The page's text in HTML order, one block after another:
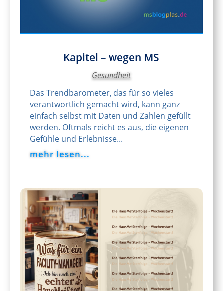
Kapitel – wegen MS
Gesundheit
Das Trendbarometer, das für so vieles
verantwortlich gemacht wird, kann ganz
einfach selbst mit Daten und Zahlen gefüllt
werden. Oftmals reicht es aus, die eigenen
Gefühle und Erlebnisse...
mehr lesen...